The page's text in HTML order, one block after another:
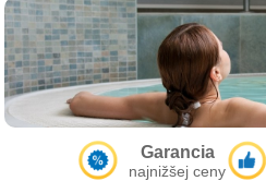
Garancia
najnižšej ceny